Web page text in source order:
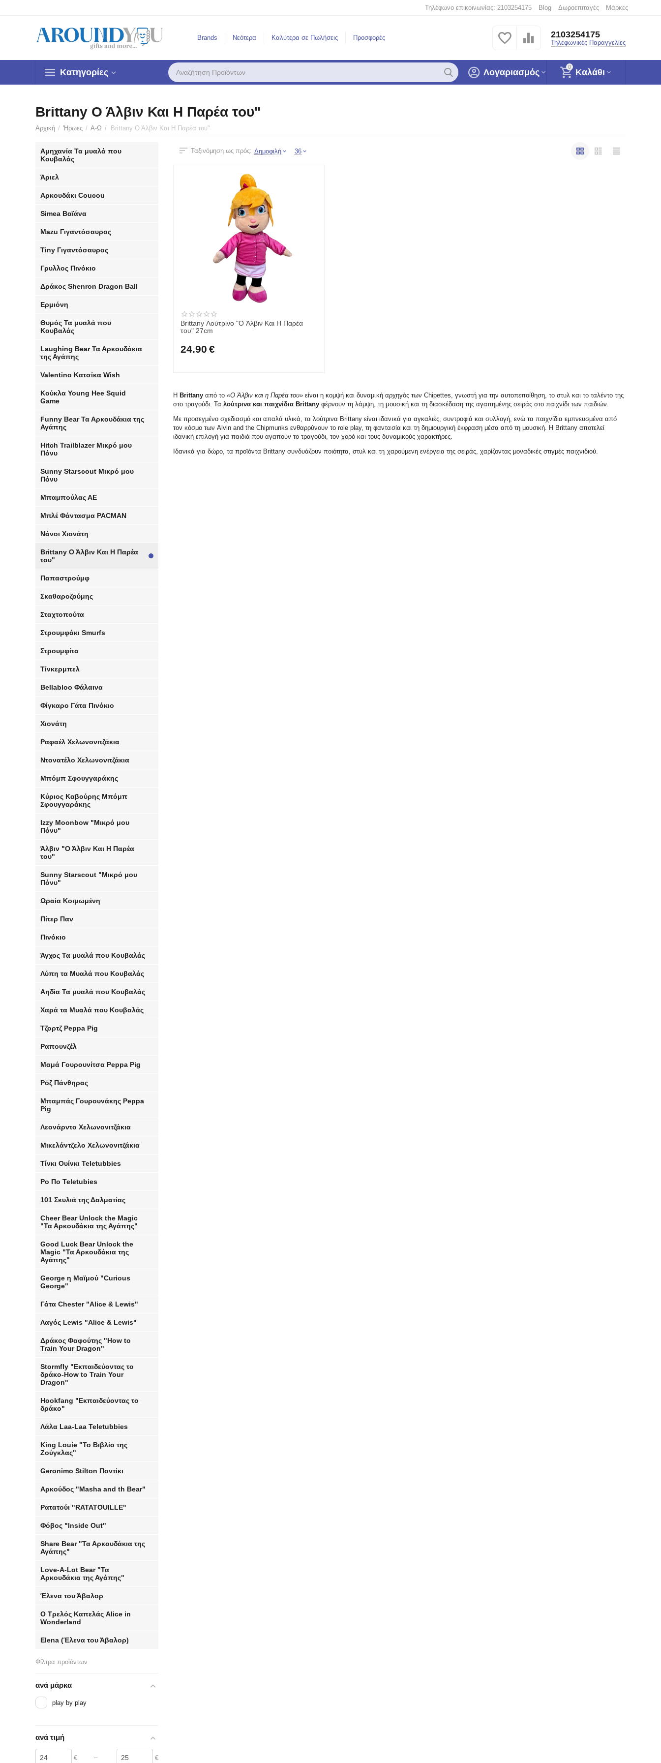
Τηλέφωνο επικοινωνίας: 2103254175 Blog Δωροεπιταγές Μάρκες
Brands Νεότερα Καλύτερα σε Πωλήσεις Προσφορές 2103254175
Τηλεφωνικές Παραγγελίες
Κατηγορίες
0
Καλάθι
Λογαριασμός
Brittany Ο Άλβιν Και Η Παρέα του"
Αρχική / 'Ηρωες / Α-Ω / Brittany Ο Άλβιν Και Η Παρέα του"
Η Brittany από το«Ο Άλβιν και η Παρέα του» είναι η κομψή και δυναμική αρχηγός των Chipettes, γνωστή για την αυτοπεποίθηση, το στυλ και το ταλέντο της
στο τραγούδι. Ταλούτρινα και παιχνίδια Brittany φέρνουν τη λάμψη, τη μουσική και τη διασκέδαση της αγαπημένης σειράς στο παιχνίδι των παιδιών.
Με προσεγμένο σχεδιασμό και απαλά υλικά, τα λούτρινα Brittany είναι ιδανικά για αγκαλιές, συντροφιά και συλλογή, ενώ τα παιχνίδια εμπνευσμένα από
τον κόσμο των Alvin and the Chipmunks ενθαρρύνουν το role play, τη φαντασία και τη δημιουργική έκφραση μέσα από τη μουσική. Η Brittany αποτελεί
ιδανική επιλογή για παιδιά που αγαπούν το τραγούδι, τον χορό και τους δυναμικούς χαρακτήρες.
Ιδανικά για δώρο, τα προϊόντα Brittany συνδυάζουν ποιότητα, στυλ και τη χαρούμενη ενέργεια της σειράς, χαρίζοντας μοναδικές στιγμές παιχνιδιού.
Ταξινόμηση ως πρός: Δημοφιλή 36
Brittany Λούτρινο "Ο Άλβιν Και Η Παρέα
του" 27cm
24.90 €
Αμηχανία Τα μυαλά που
Κουβαλάς
Άριελ
Αρκουδάκι Coucou
Simea Βαϊάνα
Mazu Γιγαντόσαυρος
Tiny Γιγαντόσαυρος
Γρυλλος Πινόκιο
Δράκος Shenron Dragon Ball
Ερμιόνη
Θυμός Τα μυαλά που
Κουβαλάς
Laughing Bear​ Τα Αρκουδάκια
της Αγάπης
Valentino Κατσίκα Wish
Κούκλα Young Hee Squid
Game
Funny Bear​ Τα Αρκουδάκια της
Αγάπης
Hitch Trailblazer Μικρό μου
Πόνυ
Sunny Starscout Μικρό μου
Πόνυ
Μπαμπούλας ΑΕ
Μπλέ Φάντασμα PACMAN
Νάνοι Χιονάτη
Brittany Ο Άλβιν Και Η Παρέα
του"
Παπαστρούμφ
Σκαθαροζούμης
Σταχτοπούτα
Στρουμφάκι Smurfs
Στρουμφίτα
Τίνκερμπελ
Bellabloo Φάλαινα
Φίγκαρο Γάτα Πινόκιο
Χιονάτη
Ραφαέλ Χελωνονιτζάκια
Ντονατέλο Χελωνονιτζάκια
Μπόμπ Σφουγγαράκης
Κύριος Καβούρης Μπόμπ
Σφουγγαράκης
Izzy Moonbow "Μικρό μου
Πόνυ"
Άλβιν "Ο Άλβιν Και Η Παρέα
του"
Sunny Starscout "Μικρό μου
Πόνυ"
Ωραία Κοιμωμένη
Πίτερ Παν
Πινόκιο
Άγχος Τα μυαλά που Κουβαλάς
Λύπη τα Μυαλά που Κουβαλάς
Αηδία Τα μυαλά που Κουβαλάς
Χαρά τα Μυαλά που Κουβαλάς
Τζορτζ Peppa Pig
Ραπουνζέλ
Μαμά Γουρουνίτσα Peppa Pig
Ρόζ Πάνθηρας
Μπαμπάς Γουρουνάκης Peppa
Pig
Λεονάρντο Χελωνονιτζάκια
Μικελάντζελο Χελωνονιτζάκια
Τίνκι Ουίνκι Teletubbies
Po Πο Teletubies
101 Σκυλιά της Δαλματίας
Cheer Bear Unlock the Magic
"Τα Αρκουδάκια της Αγάπης"
Good Luck Bear Unlock the
Magic "Τα Αρκουδάκια της
Αγάπης"
George η Μαϊμού "Curious
George"
Γάτα Chester "Alice & Lewis"
Λαγός Lewis "Alice & Lewis"
Δράκος Φαφούτης "How to
Train Your Dragon"
Stormfly "Εκπαιδεύοντας το
δράκο-How to Train Your
Dragon"
Hookfang "Εκπαιδεύοντας το
δράκο"
Λάλα Laa-Laa Teletubbies
King Louie "Το Βιβλίο της
Ζούγκλας"
Geronimo Stilton Ποντίκι
Αρκούδος "Masha and th Bear"
Ρατατούι "RATATOUILLE"
Φόβος "Inside Out"
Share Bear "Τα Αρκουδάκια της
Αγάπης"
​Love-A-Lot Bear​ "Τα
Αρκουδάκια της Αγάπης"
Έλενα του Άβαλορ
Ο Τρελός Καπελάς Alice in
Wonderland
Elena (Έλενα του Άβαλορ)
Φίλτρα προϊόντων
ανά μάρκα
play by play
ανά τιμή
€ – €